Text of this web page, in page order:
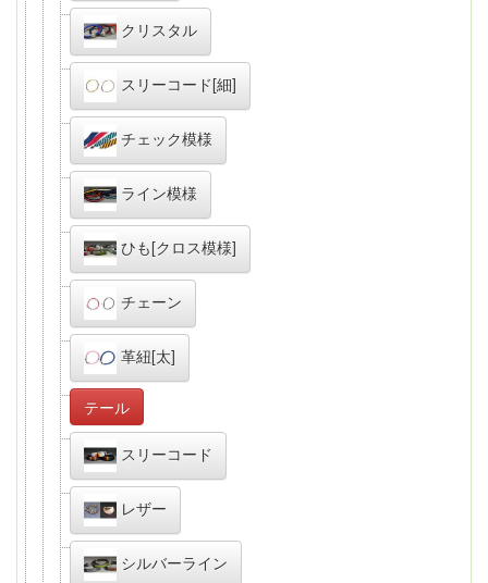
クリスタル
スリーコード[細]
チェック模様
ライン模様
ひも[クロス模様]
チェーン
革紐[太]
テール
スリーコード
レザー
シルバーライン